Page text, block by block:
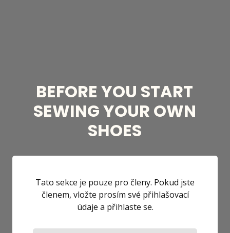
BEFORE YOU START
SEWING YOUR OWN
SHOES
Tato sekce je pouze pro členy. Pokud jste
členem, vložte prosím své přihlašovací
údaje a přihlaste se.